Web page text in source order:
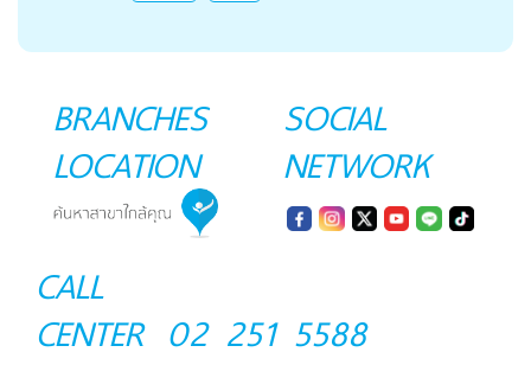
BRANCHES
LOCATION
SOCIAL
NETWORK
CALL
CENTER 02 251 5588